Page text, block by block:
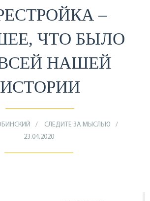
–
ЧТО БЫЛО
НАШЕЙ
ИСТОРИИ
СЛЕДИТЕ ЗА МЫСЛЬЮ
23.04.2020